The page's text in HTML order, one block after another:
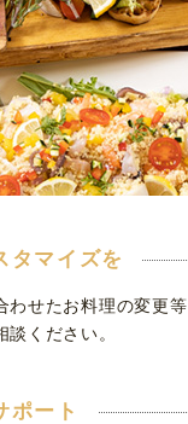
タマイズを
せたお料理の変更
ください。
ポート